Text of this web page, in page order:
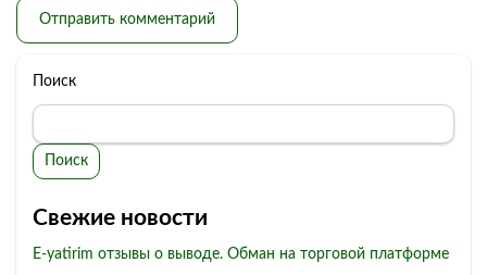
Поиск
Поиск
Свежие новости
E-yatirim отзывы о выводе. Обман на торговой платформе